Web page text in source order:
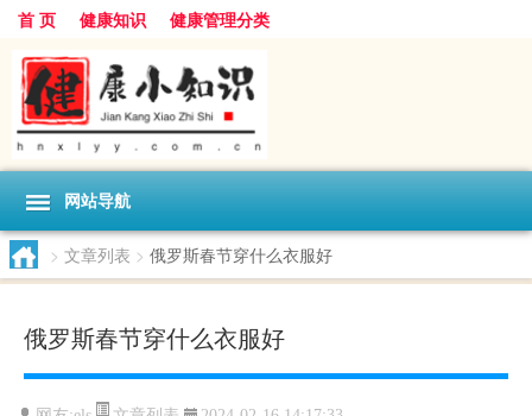
首 页 健康知识 健康管理分类
网站导航
> 文章列表 > 俄罗斯春节穿什么衣服好
俄罗斯春节穿什么衣服好